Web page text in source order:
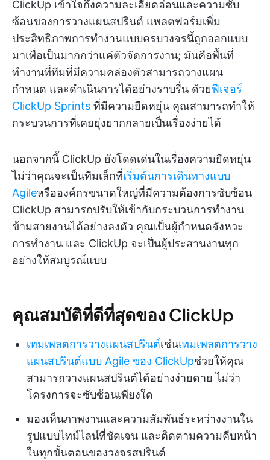
ClickUp เข้าใจถึงความละเอียดอ่อนและความซับ
ซ้อนของการวางแผนสปรินต์ แพลตฟอร์มเพิ่ม
ประสิทธิภาพการทำงานแบบครบวงจรนี้ถูกออกแบบ
มาเพื่อเป็นมากกว่าแค่ตัวจัดการงาน; มันคือพื้นที่
ทำงานที่ทีมที่มีความคล่องตัวสามารถวางแผน
กำหนด และดำเนินการได้อย่างราบรื่น ด้วยฟีเจอร์
ClickUp Sprints ที่มีความยืดหยุ่น คุณสามารถทำให้
กระบวนการที่เคยยุ่งยากกลายเป็นเรื่องง่ายได้
นอกจากนี้ ClickUp ยังโดดเด่นในเรื่องความยืดหยุ่น
ไม่ว่าคุณจะเป็นทีมเล็กที่เริ่มต้นการเดินทางแบบ
Agileหรือองค์กรขนาดใหญ่ที่มีความต้องการซับซ้อน
ClickUp สามารถปรับให้เข้ากับกระบวนการทำงาน
ข้ามสายงานได้อย่างลงตัว คุณเป็นผู้กำหนดจังหวะ
การทำงาน และ ClickUp จะเป็นผู้ประสานงานทุก
อย่างให้สมบูรณ์แบบ
คุณสมบัติที่ดีที่สุดของ ClickUp
เทมเพลตการวางแผนสปรินต์เช่นเทมเพลตการวาง
แผนสปรินต์แบบ Agile ของ ClickUpช่วยให้คุณ
สามารถวางแผนสปรินต์ได้อย่างง่ายดาย ไม่ว่า
โครงการจะซับซ้อนเพียงใด
มองเห็นภาพงานและความสัมพันธ์ระหว่างงานใน
รูปแบบไทม์ไลน์ที่ชัดเจน และติดตามความคืบหน้า
ในทุกขั้นตอนของวงจรสปรินต์